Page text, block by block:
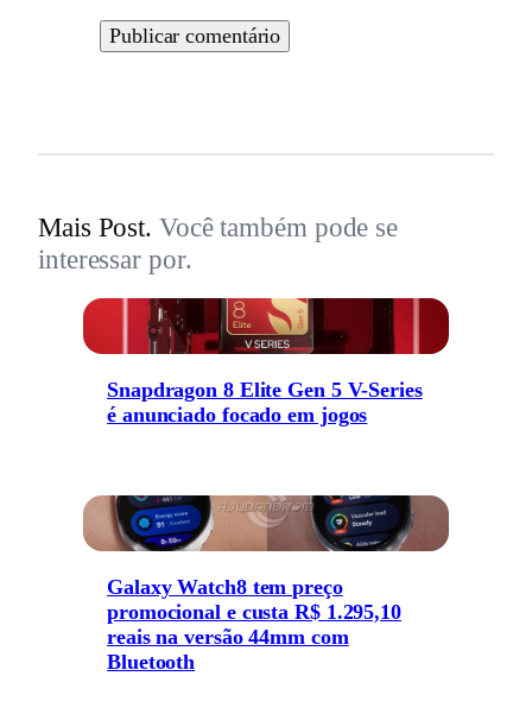
Mais Post. Você também pode se
interessar por.
Snapdragon 8 Elite Gen 5 V-Series
é anunciado focado em jogos
Galaxy Watch8 tem preço
promocional e custa R$ 1.295,10
reais na versão 44mm com
Bluetooth